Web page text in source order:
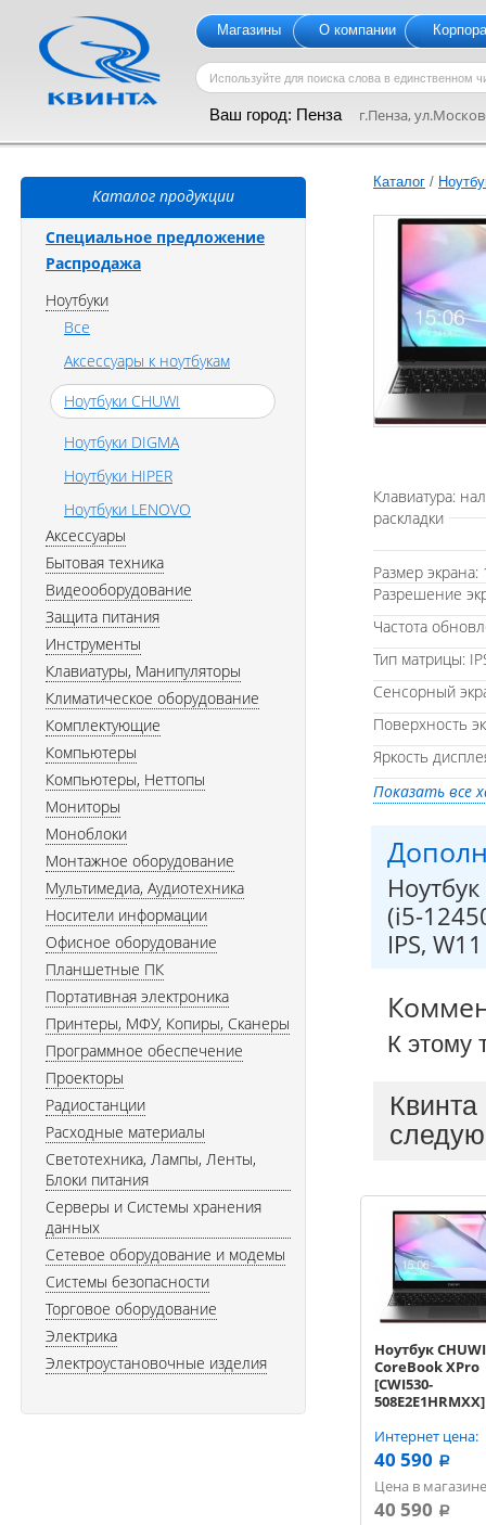
Магазины О компании
Ваш город: Пенза г.Пенза,
Каталог /
Клавиатура:
раскладки
Размер экрана:
Разрешение
Частота
Тип матрицы:
Сенсорный
Поверхность
Яркость
Показать все
(i5-
IPS,
К этому
Ноутбук CHUWI
CoreBook XPro
[CWI530-
256G SSD, no
15.6'' IPS, W11H)
Интернет цена:
40 590 a
Цена в
40 590 a
Каталог продукции
Специальное предложение
Распродажа
Ноутбуки
Все
Аксессуары к ноутбукам
Ноутбуки CHUWI
Ноутбуки DIGMA
Ноутбуки HIPER
Ноутбуки LENOVO
Аксессуары
Бытовая техника
Видеооборудование
Защита питания
Инструменты
Клавиатуры, Манипуляторы
Климатическое оборудование
Комплектующие
Компьютеры
Компьютеры, Неттопы
Мониторы
Моноблоки
Монтажное оборудование
Мультимедиа, Аудиотехника
Носители информации
Офисное оборудование
Планшетные ПК
Портативная электроника
Принтеры, МФУ, Копиры, Сканеры
Программное обеспечение
Проекторы
Радиостанции
Расходные материалы
Светотехника, Лампы, Ленты,
Блоки питания
Серверы и Системы хранения
данных
Сетевое оборудование и модемы
Системы безопасности
Торговое оборудование
Электрика
Электроустановочные изделия